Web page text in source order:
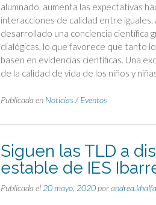
alumnado, aumenta las expectativas
interacciones de calidad entre
desarrollado una conciencia científica
dialógicas, lo que favorece que tanto
basen en evidencias científicas. Una
de la calidad de vida de los niños y
Publicada en Noticias / Eventos
Siguen las TLD a
estable de IES
Publicada el 20 mayo, 2020por